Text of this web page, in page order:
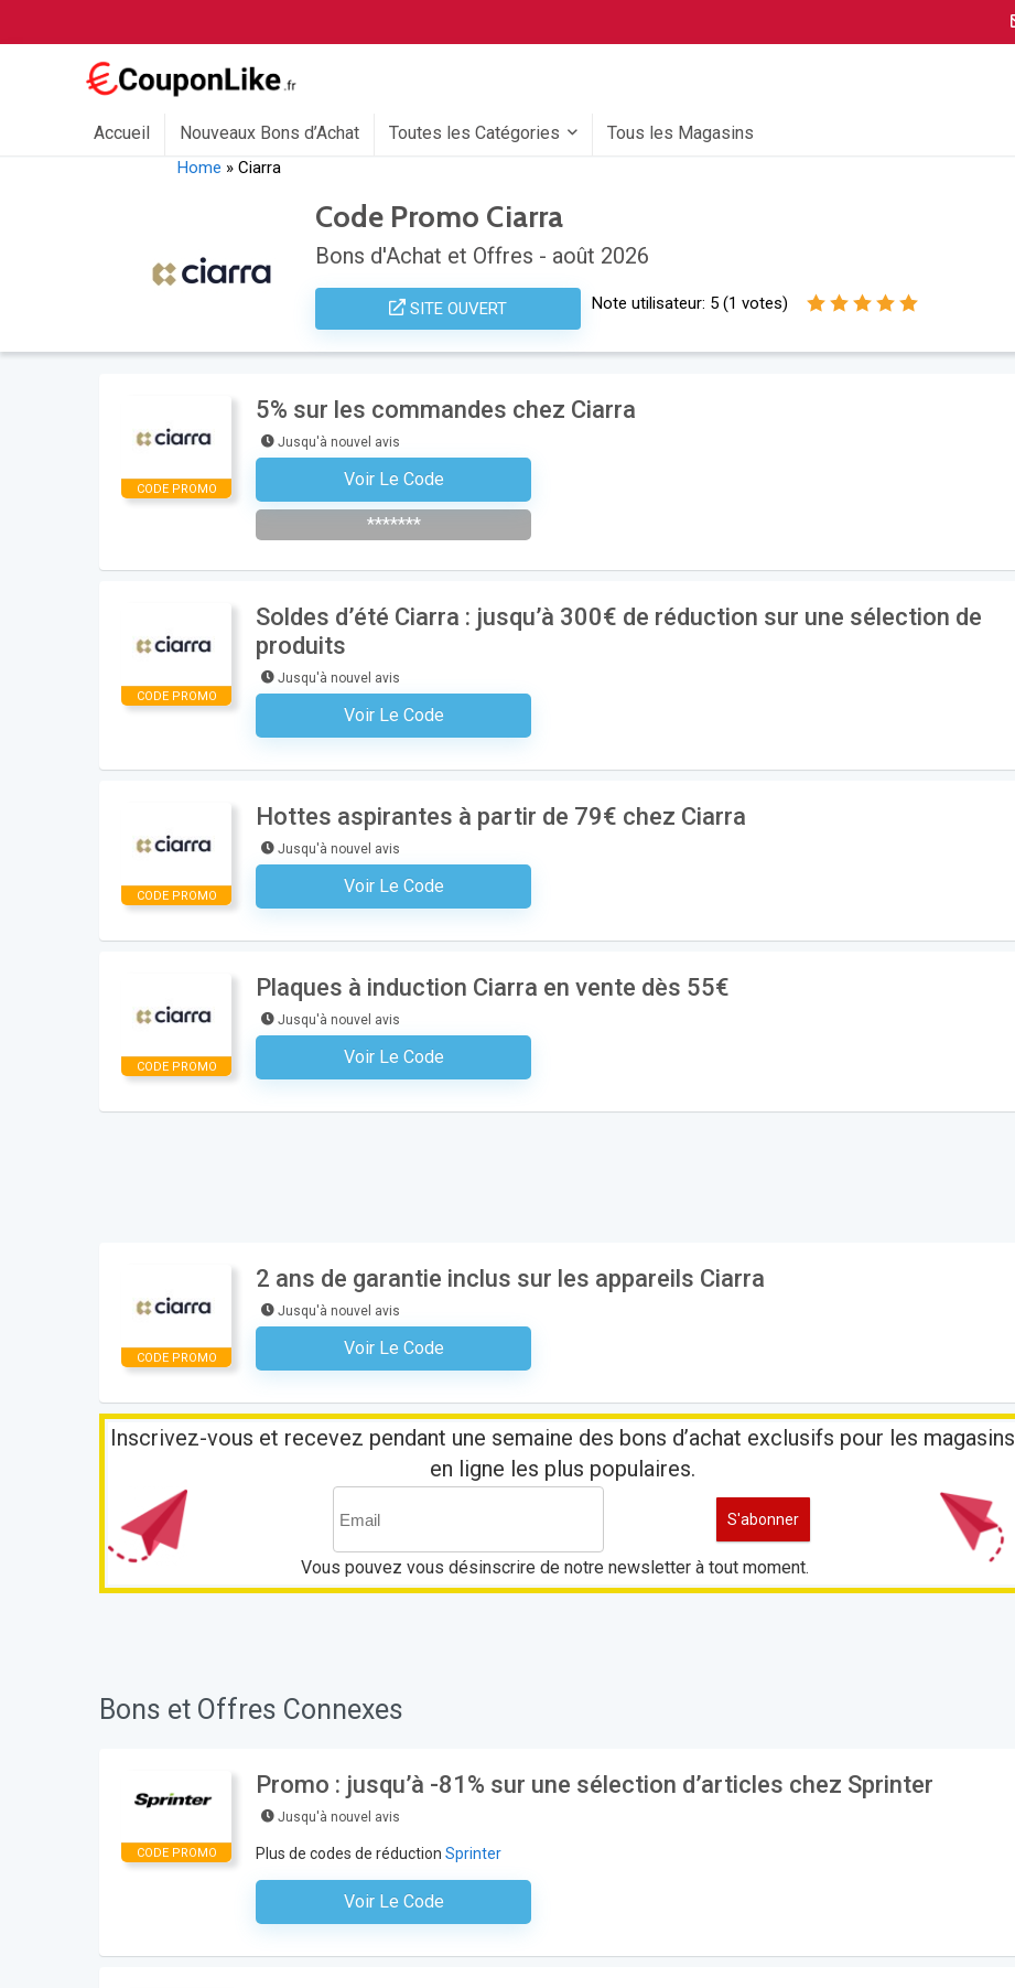
Accueil Nouveaux Bons d’Achat Toutes les Catégories Tous les Magasins
Home »Ciarra
Code Promo Ciarra
Bons d'Achat et Offres - août 2026
SITE OUVERT Note utilisateur: 5 (1 votes)
CODE PROMO
5% sur les commandes chez Ciarra
Jusqu'à nouvel avis
Voir Le Code
S'inscrire À La Newsletter
*******
CODE PROMO
Soldes d’été Ciarra : jusqu’à 300€ de réduction sur une sélection de
produits
Jusqu'à nouvel avis
Voir Le Code
Aucun Code N'est Nécessaire
CODE PROMO
Hottes aspirantes à partir de 79€ chez Ciarra
Jusqu'à nouvel avis
Voir Le Code
Aucun Code N'est Nécessaire
CODE PROMO
Plaques à induction Ciarra en vente dès 55€
Jusqu'à nouvel avis
Voir Le Code
Aucun Code N'est Nécessaire
CODE PROMO
2 ans de garantie inclus sur les appareils Ciarra
Jusqu'à nouvel avis
Voir Le Code
Aucun Code N'est Nécessaire
Inscrivez-vous et recevez pendant une semaine des bons d’achat exclusifs pour les magasins
en ligne les plus populaires.
Vous pouvez vous désinscrire de notre newsletter à tout moment.
Bons et Offres Connexes
CODE PROMO
Promo : jusqu’à -81% sur une sélection d’articles chez Sprinter
Jusqu'à nouvel avis
Plus de codes de réduction Sprinter
Voir Le Code
Aucun Code N'est Nécessaire